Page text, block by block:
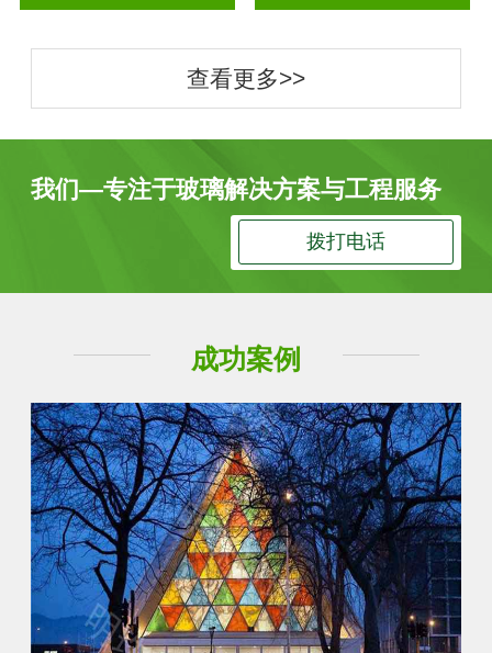
查看更多>>
我们—专注于玻璃解决方案与工程服务
拨打电话
成功案例